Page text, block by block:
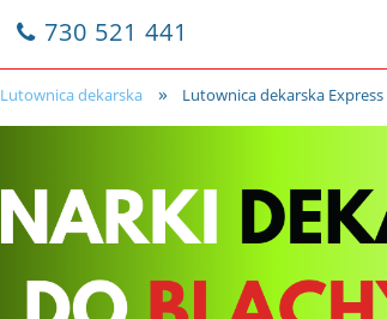
730 521 441
Lutownica dekarska » Lutownica dekarska